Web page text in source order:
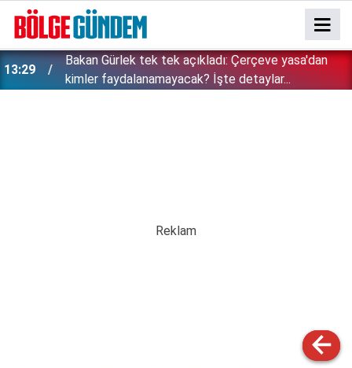
13:29
Bakan Gürlek tek tek açıkladı: Çerçeve yasa'dan
kimler faydalanamayacak? İşte detaylar...